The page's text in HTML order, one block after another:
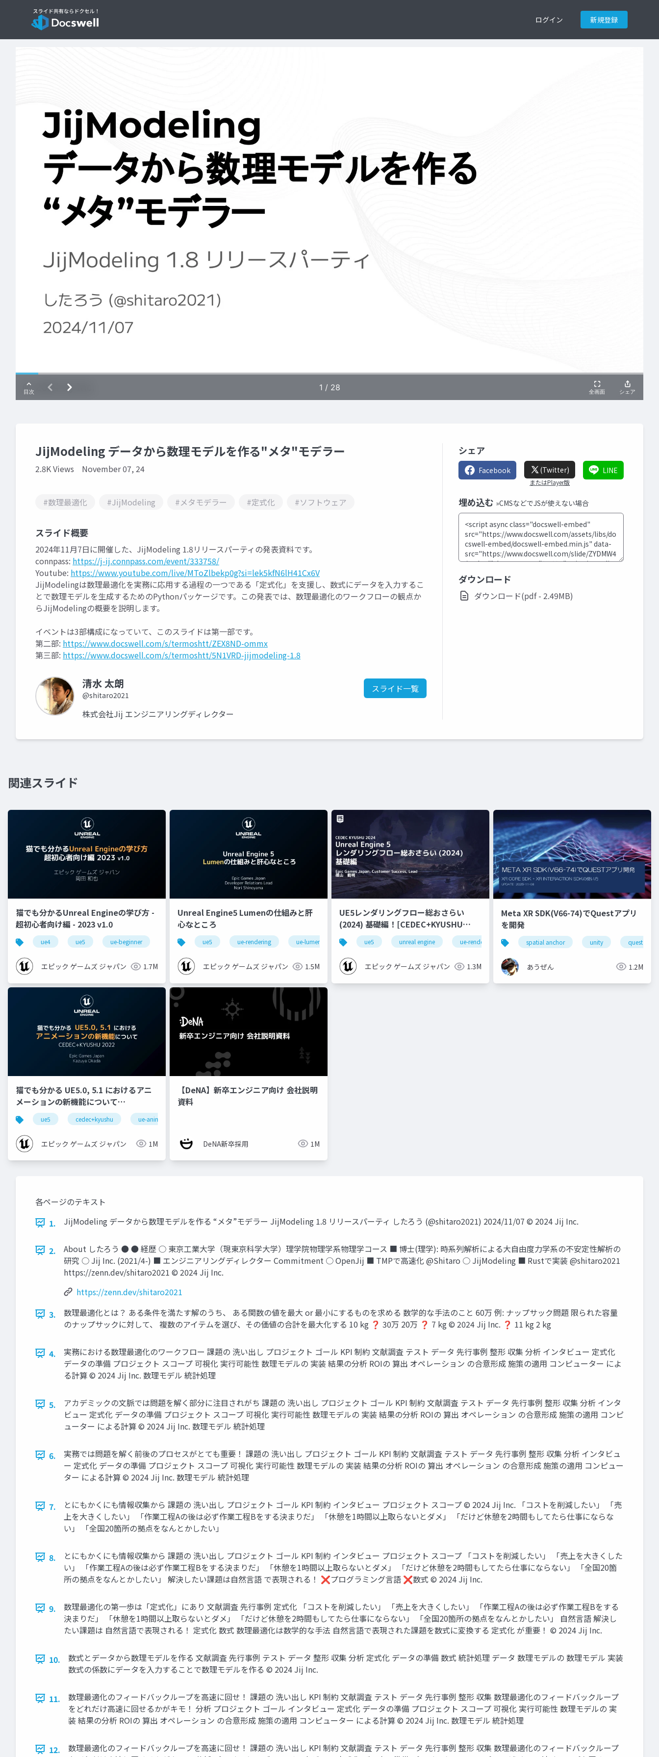
ログイン 新規登録
JijModeling データから数理モデルを作る"メタ"モデラー
2.8K Views November 07, 24
#数理最適化 #JijModeling #メタモデラー #定式化 #ソフトウェア
スライド概要
2024年11月7日に開催した、JijModeling 1.8リリースパーティの発表資料です。
connpass: https://j-ij.connpass.com/event/333758/
Youtube: https://www.youtube.com/live/MToZlbekp0g?si=lek5kfN6lH41Cx6V
JijModelingは数理最適化を実務に応用する過程の一つである「定式化」を支援し、数式にデータを入力するこ
とで数理モデルを生成するためのPythonパッケージです。この発表では、数理最適化のワークフローの観点か
らJijModelingの概要を説明します。
イベントは3部構成になっていて、このスライドは第一部です。
第二部: https://www.docswell.com/s/termoshtt/ZEX8ND-ommx
第三部: https://www.docswell.com/s/termoshtt/5N1VRD-jijmodeling-1.8
清水 太朗
@shitaro2021
スライド一覧
株式会社Jij エンジニアリングディレクター
シェア
Facebook (Twitter)
またはPlayer版
LINE
埋め込む »CMSなどでJSが使えない場合
ダウンロード
ダウンロード(pdf - 2.49MB)
関連スライド
猫でも分かるUnreal Engineの学び方 -
超初心者向け編 - 2023 v1.0
ue4 ue5 ue-beginner
エピック ゲームズ ジャパン 1.7M
Unreal Engine5 Lumenの仕組みと肝
心なところ
ue5 ue-rendering ue-lumen
エピック ゲームズ ジャパン 1.5M
UE5レンダリングフロー総おさらい
(2024) 基礎編！[CEDEC+KYUSHU
2024] ue5 unreal engine ue-rendering
エピック ゲームズ ジャパン 1.3M
Meta XR SDK(V66-74)でQuestアプリ
を開発
spatial anchor unity quest pro
あうぜん 1.2M
猫でも分かる UE5.0, 5.1 におけるアニ
メーションの新機能について
【CEDEC+KYUSHU 2022】
ue5 cedec+kyushu ue-animation
エピック ゲームズ ジャパン 1M
【DeNA】新卒エンジニア向け 会社説明
資料
DeNA新卒採用 1M
各ページのテキスト
1.
JijModeling データから数理モデルを作る “メタ”モデラー JijModeling 1.8 リリースパーティ したろう (@shitaro2021) 2024/11/07 © 2024 Jij Inc.
2.
About したろう ● ● 経歴 ○ 東京工業大学（現東京科学大学）理学院物理学系物理学コース ■ 博士(理学): 時系列解析による大自由度力学系の不安定性解析の
研究 ○ Jij Inc. (2021/4-) ■ エンジニアリングディレクター Commitment ○ OpenJij ■ TMPで高速化 @Shitaro ○ JijModeling ■ Rustで実装 @shitaro2021
https://zenn.dev/shitaro2021 © 2024 Jij Inc.
https://zenn.dev/shitaro2021
3.
数理最適化とは？ ある条件を満たす解のうち、 ある関数の値を最大 or 最小にするものを求める 数学的な手法のこと 60万 例: ナップサック問題 限られた容量
のナップサックに対して、 複数のアイテムを選び、その価値の合計を最大化する 10 kg ❓ 30万 20万 ❓ 7 kg © 2024 Jij Inc. ❓ 11 kg 2 kg
4.
実務における数理最適化のワークフロー 課題の 洗い出し プロジェクト ゴール KPI 制約 文献調査 テスト データ 先行事例 整形 収集 分析 インタビュー 定式化
データの準備 プロジェクト スコープ 可視化 実行可能性 数理モデルの 実装 結果の分析 ROIの 算出 オペレーション の合意形成 施策の適用 コンピューター によ
る計算 © 2024 Jij Inc. 数理モデル 統計処理
5.
アカデミックの文脈では問題を解く部分に注目されがち 課題の 洗い出し プロジェクト ゴール KPI 制約 文献調査 テスト データ 先行事例 整形 収集 分析 インタ
ビュー 定式化 データの準備 プロジェクト スコープ 可視化 実行可能性 数理モデルの 実装 結果の分析 ROIの 算出 オペレーション の合意形成 施策の適用 コンピ
ューター による計算 © 2024 Jij Inc. 数理モデル 統計処理
6.
実務では問題を解く前後のプロセスがとても重要！ 課題の 洗い出し プロジェクト ゴール KPI 制約 文献調査 テスト データ 先行事例 整形 収集 分析 インタビュ
ー 定式化 データの準備 プロジェクト スコープ 可視化 実行可能性 数理モデルの 実装 結果の分析 ROIの 算出 オペレーション の合意形成 施策の適用 コンピュー
ター による計算 © 2024 Jij Inc. 数理モデル 統計処理
7.
とにもかくにも情報収集から 課題の 洗い出し プロジェクト ゴール KPI 制約 インタビュー プロジェクト スコープ © 2024 Jij Inc. 「コストを削減したい」 「売
上を大きくしたい」 「作業工程Aの後は必ず作業工程Bをする決まりだ」 「休憩を1時間以上取らないとダメ」 「だけど休憩を2時間もしてたら仕事にならな
い」 「全国20箇所の拠点をなんとかしたい」
8.
とにもかくにも情報収集から 課題の 洗い出し プロジェクト ゴール KPI 制約 インタビュー プロジェクト スコープ 「コストを削減したい」 「売上を大きくした
い」 「作業工程Aの後は必ず作業工程Bをする決まりだ」 「休憩を1時間以上取らないとダメ」 「だけど休憩を2時間もしてたら仕事にならない」 「全国20箇
所の拠点をなんとかしたい」 解決したい課題は自然言語 で表現される！ ❌プログラミング言語 ❌数式 © 2024 Jij Inc.
9.
数理最適化の第一歩は「定式化」にあり 文献調査 先行事例 定式化 「コストを削減したい」 「売上を大きくしたい」 「作業工程Aの後は必ず作業工程Bをする
決まりだ」 「休憩を1時間以上取らないとダメ」 「だけど休憩を2時間もしてたら仕事にならない」 「全国20箇所の拠点をなんとかしたい」 自然言語 解決し
たい課題は 自然言語で表現される！ 定式化 数式 数理最適化は数学的な手法 自然言語で表現された課題を数式に変換する 定式化 が重要！ © 2024 Jij Inc.
10.
数式とデータから数理モデルを作る 文献調査 先行事例 テスト データ 整形 収集 分析 定式化 データの準備 数式 統計処理 データ 数理モデルの 数理モデル 実装
数式の係数にデータを入力することで数理モデルを作る © 2024 Jij Inc.
11.
数理最適化のフィードバックループを高速に回せ！ 課題の 洗い出し KPI 制約 文献調査 テスト データ 先行事例 整形 収集 数理最適化のフィードバックループ
をどれだけ高速に回せるかがキモ！ 分析 プロジェクト ゴール インタビュー 定式化 データの準備 プロジェクト スコープ 可視化 実行可能性 数理モデルの 実
装 結果の分析 ROIの 算出 オペレーション の合意形成 施策の適用 コンピューター による計算 © 2024 Jij Inc. 数理モデル 統計処理
12.
数理最適化のフィードバックループを高速に回せ！ 課題の 洗い出し KPI 制約 文献調査 テスト データ 先行事例 整形 収集 数理最適化のフィードバックループ